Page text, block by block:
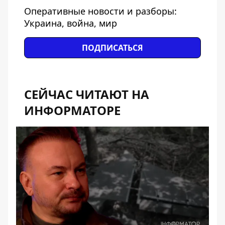
Оперативные новости и разборы:
Украина, война, мир
ПОДПИСАТЬСЯ
СЕЙЧАС ЧИТАЮТ НА
ИНФОРМАТОРЕ